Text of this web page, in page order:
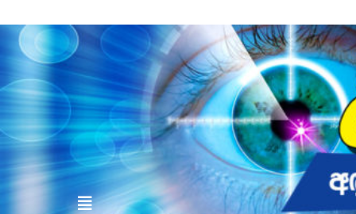
to
contentvinivida.lk